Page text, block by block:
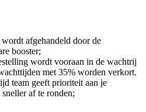
afgehandeld door de
booster;
wordt vooraan in de wachtrij
met 35% worden verkort.
team geeft prioriteit aan je
af te ronden;